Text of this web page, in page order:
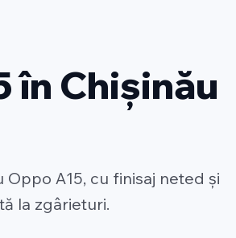
în Chișinău
A15, cu finisaj neted și
la zgârieturi.